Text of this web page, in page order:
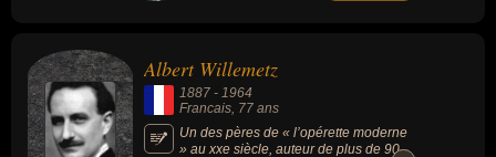
Albert Willemetz
1887 - 1964
Francais, 77 ans
Un des pères de « l’opérette moderne
» au xxe siècle, auteur de plus de 90